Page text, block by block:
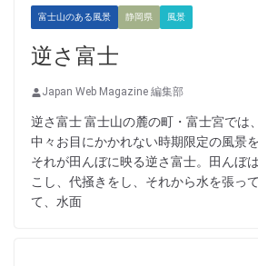
富士山のある風景 静岡県 風景
逆さ富士
Japan Web Magazine 編集部
逆さ富士 富士山の麓の町・富士宮では
中々お目にかかれない時期限定の風景
それが田んぼに映る逆さ富士。田んぼ
こし、代掻きをし、それから水を張っ
て、水面